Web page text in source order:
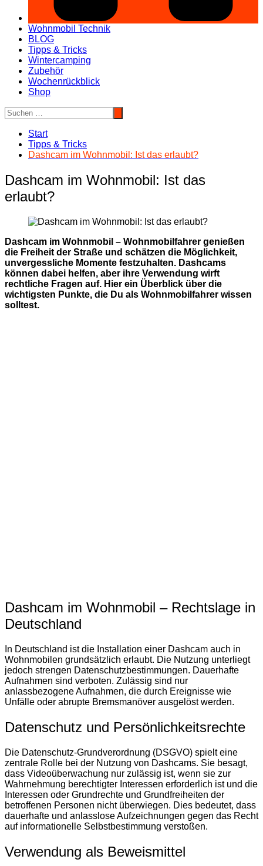
Wohnmobil Technik
BLOG
Tipps & Tricks
Wintercamping
Zubehör
Wochenrückblick
Shop
Start
Tipps & Tricks
Dashcam im Wohnmobil: Ist das erlaubt?
Dashcam im Wohnmobil: Ist das
erlaubt?
Dashcam im Wohnmobil – Wohnmobilfahrer genießen
die Freiheit der Straße und schätzen die Möglichkeit,
unvergessliche Momente festzuhalten. Dashcams
können dabei helfen, aber ihre Verwendung wirft
rechtliche Fragen auf. Hier ein Überblick über die
wichtigsten Punkte, die Du als Wohnmobilfahrer wissen
solltest.
Dashcam im Wohnmobil – Rechtslage in
Deutschland
In Deutschland ist die Installation einer Dashcam auch in
Wohnmobilen grundsätzlich erlaubt. Die Nutzung unterliegt
jedoch strengen Datenschutzbestimmungen. Dauerhafte
Aufnahmen sind verboten. Zulässig sind nur
anlassbezogene Aufnahmen, die durch Ereignisse wie
Unfälle oder abrupte Bremsmanöver ausgelöst werden​​.
Datenschutz und Persönlichkeitsrechte
Die Datenschutz-Grundverordnung (DSGVO) spielt eine
zentrale Rolle bei der Nutzung von Dashcams. Sie besagt,
dass Videoüberwachung nur zulässig ist, wenn sie zur
Wahrnehmung berechtigter Interessen erforderlich ist und die
Interessen oder Grundrechte und Grundfreiheiten der
betroffenen Personen nicht überwiegen​​. Dies bedeutet, dass
dauerhafte und anlasslose Aufzeichnungen gegen das Recht
auf informationelle Selbstbestimmung verstoßen.
Verwendung als Beweismittel